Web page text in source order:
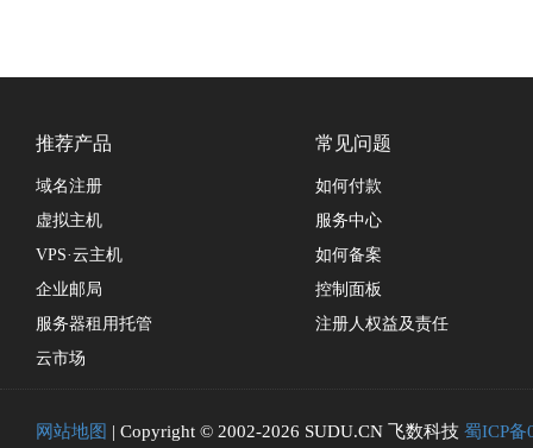
推荐产品
域名注册
虚拟主机
VPS·云主机
企业邮局
服务器租用托管
云市场
常见问题
如何付款
服务中心
如何备案
控制面板
注册人权益及责任
网站地图 | Copyright © 2002-2026 SUDU.CN 飞数科技 蜀ICP备